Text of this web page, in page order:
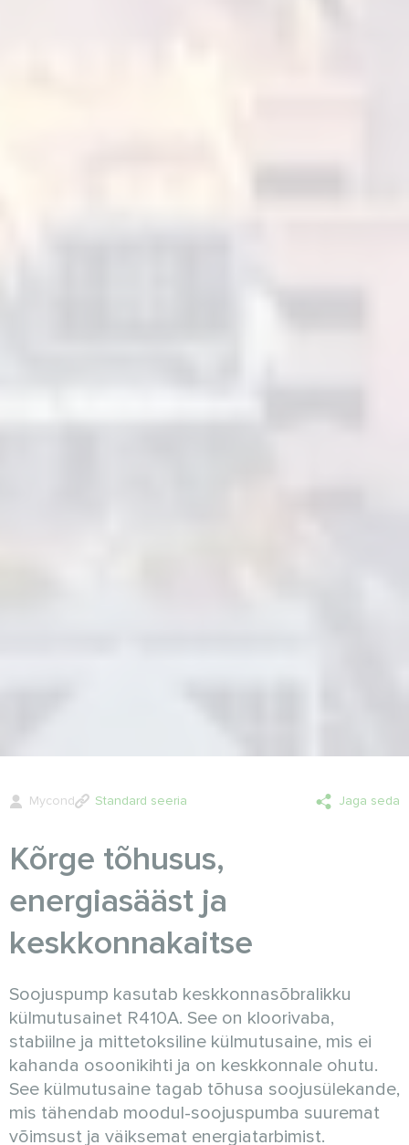
Mycond Standard seeria Jaga seda
Kõrge tõhusus,
energiasääst ja
keskkonnakaitse
Soojuspump kasutab keskkonnasõbralikku
külmutusainet R410A. See on kloorivaba,
stabiilne ja mittetoksiline külmutusaine, mis ei
kahanda osoonikihti ja on keskkonnale ohutu.
See külmutusaine tagab tõhusa soojusülekande,
mis tähendab moodul-soojuspumba suuremat
võimsust ja väiksemat energiatarbimist.